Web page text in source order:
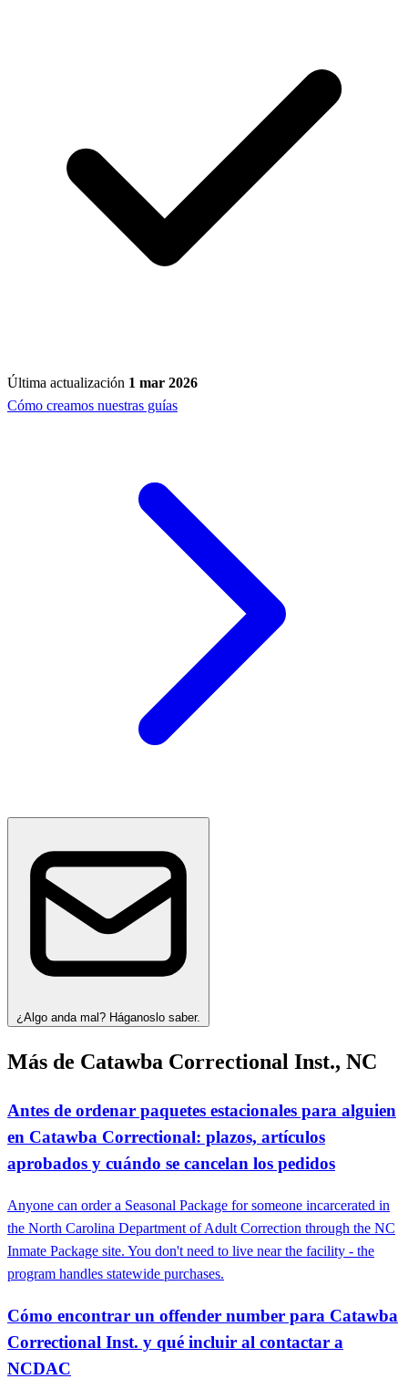
Última actualización 1 mar 2026
Cómo creamos nuestras guías
¿Algo anda mal? Háganoslo saber.
Más de Catawba Correctional Inst., NC
Antes de ordenar paquetes estacionales para alguien
en Catawba Correctional: plazos, artículos
aprobados y cuándo se cancelan los pedidos
Anyone can order a Seasonal Package for someone incarcerated in
the North Carolina Department of Adult Correction through the NC
Inmate Package site. You don't need to live near the facility - the
program handles statewide purchases.
Cómo encontrar un offender number para Catawba
Correctional Inst. y qué incluir al contactar a
NCDAC